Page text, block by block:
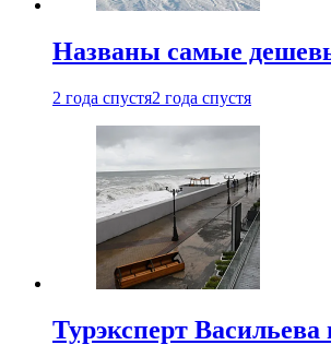
Названы самые
2 года спустя2 года спустя
Турэксперт